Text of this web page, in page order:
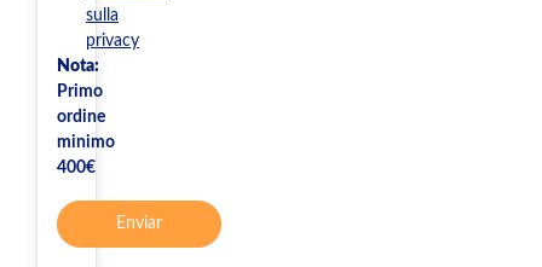
sulla
privacy
Nota:
Primo
ordine
minimo
400€
Enviar